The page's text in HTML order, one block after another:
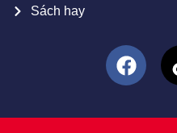
Sách hay